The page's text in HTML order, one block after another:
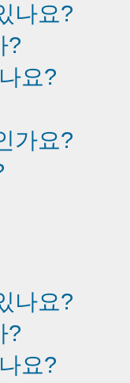
나요?
?
요?
가요?
나요?
?
요?